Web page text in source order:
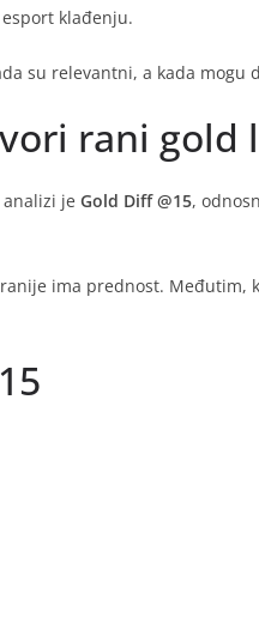
klađenju.
su relevantni, a kada mogu
rani gold
je Gold Diff @15,
ima prednost. Međutim,